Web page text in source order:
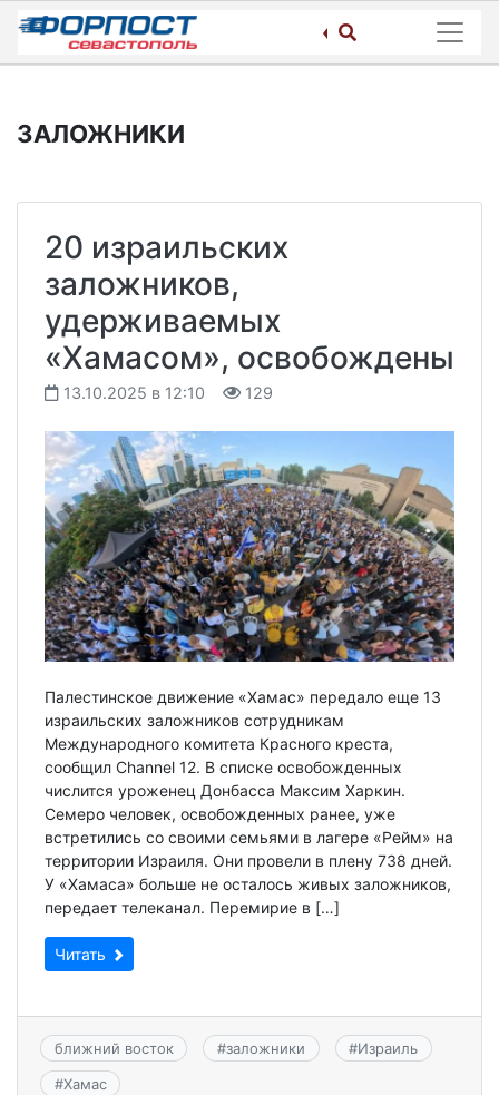
Skip
content
ЗАЛОЖНИКИ
20 израильских
заложников,
удерживаемых
«Хамасом», освобождены
13.10.2025 в 12:10 129
Палестинское движение «Хамас» передало еще 13
израильских заложников сотрудникам
Международного комитета Красного креста,
сообщил Channel 12. В списке освобожденных
числится уроженец Донбасса Максим Харкин.
Семеро человек, освобожденных ранее, уже
встретились со своими семьями в лагере «Рейм» на
территории Израиля. Они провели в плену 738 дней.
У «Хамаса» больше не осталось живых заложников,
передает телеканал. Перемирие в […]
Читать
ближний восток #заложники #Израиль
#Хамас